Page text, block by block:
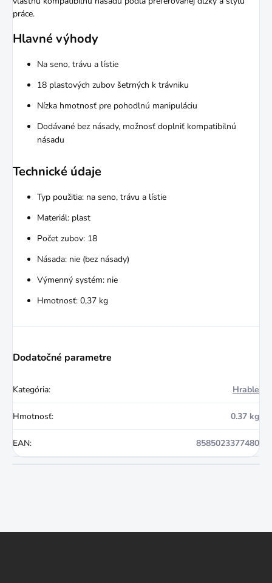
práce.
Hlavné výhody
Na seno, trávu a lístie
18 plastových zubov šetrných k trávniku
Nízka hmotnosť pre pohodlnú manipuláciu
Dodávané bez násady, možnosť doplniť kompatibilnú
násadu
Technické údaje
Typ použitia: na seno, trávu a lístie
Materiál: plast
Počet zubov: 18
Násada: nie (bez násady)
Výmenný systém: nie
Hmotnosť: 0,37 kg
Dodatočné parametre
Kategória: Hrable
Hmotnosť: 0.37 kg
EAN: 8585023377480